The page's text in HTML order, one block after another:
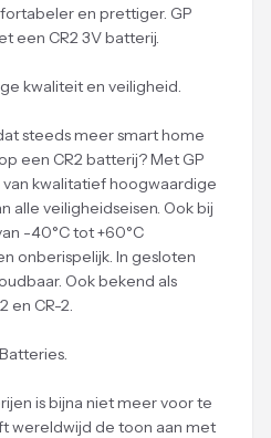
en prettiger. GP
een CR2 3V batterij.
kwaliteit en veiligheid.
steeds meer smart home
een CR2 batterij? Met GP
kwalitatief hoogwaardige
alle veiligheidseisen. Ook bij
-40°C tot +60°C
onberispelijk. In gesloten
Ook bekend als
en CR-2.
is bijna niet meer voor te
wereldwijd de toon aan met